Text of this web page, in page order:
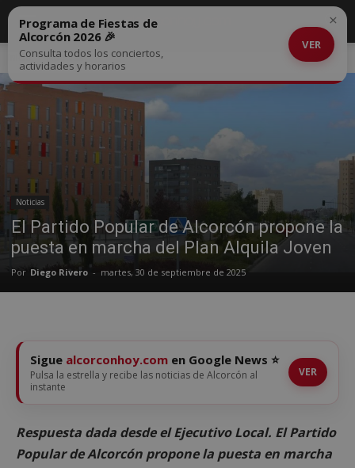
Inicio Noticias
Noticias
El Partido Popular de Alcorcón propone la
puesta en marcha del Plan Alquila Joven
Por Diego Rivero - martes, 30 de septiembre de 2025
Programa de Fiestas de
Alcorcón 2026 🎉
Consulta todos los conciertos,
actividades y horarios
VER
×
Sigue alcorconhoy.com en Google News ⭐
Pulsa la estrella y recibe las noticias de Alcorcón al
instante
VER
Respuesta dada desde el Ejecutivo Local. El Partido
Popular de Alcorcón propone la puesta en marcha